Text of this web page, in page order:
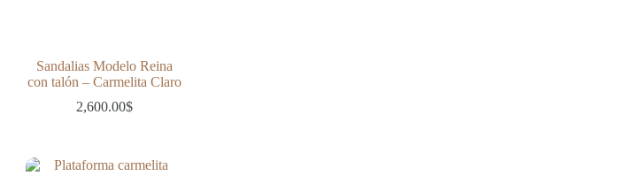
Sandalias Modelo Reina
con talón – Carmelita Claro
2,600.00$